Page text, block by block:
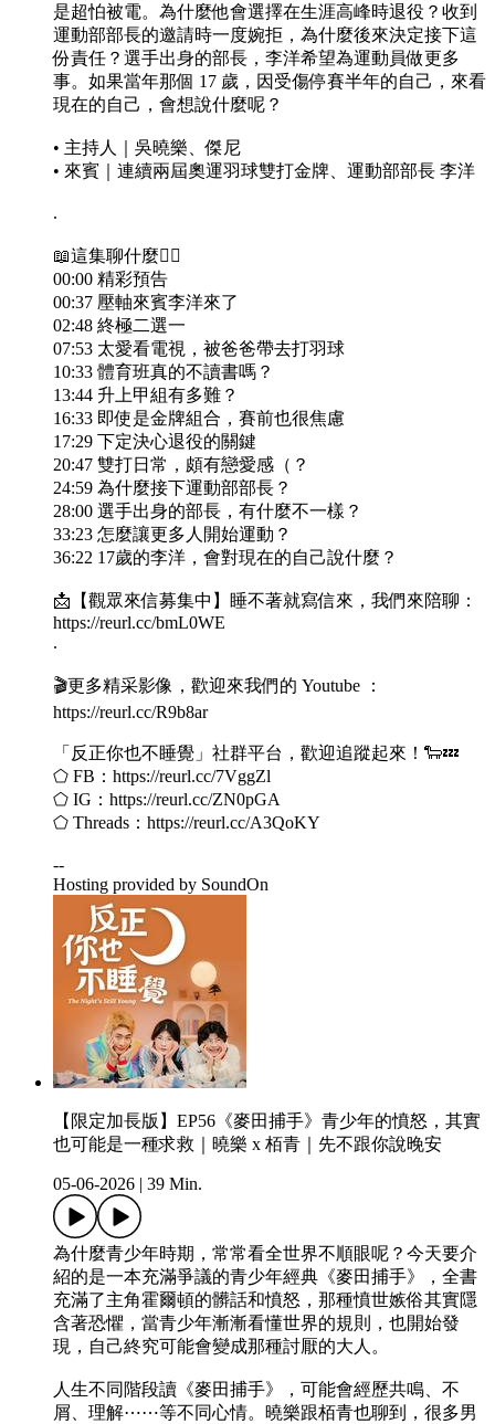
是超怕被電。為什麼他會選擇在生涯高峰時退役？收到
運動部部長的邀請時一度婉拒，為什麼後來決定接下這
份責任？選手出身的部長，李洋希望為運動員做更多
事。如果當年那個 17 歲，因受傷停賽半年的自己，來看
現在的自己，會想說什麼呢？
• 主持人｜吳曉樂、傑尼
• 來賓｜連續兩屆奧運羽球雙打金牌、運動部部長 李洋
.
📖這集聊什麼👇🏻
00:00 精彩預告
00:37 壓軸來賓李洋來了
02:48 終極二選一
07:53 太愛看電視，被爸爸帶去打羽球
10:33 體育班真的不讀書嗎？
13:44 升上甲組有多難？
16:33 即使是金牌組合，賽前也很焦慮
17:29 下定決心退役的關鍵
20:47 雙打日常，頗有戀愛感（？
24:59 為什麼接下運動部部長？
28:00 選手出身的部長，有什麼不一樣？
33:23 怎麼讓更多人開始運動？
36:22 17歲的李洋，會對現在的自己說什麼？
📩【觀眾來信募集中】睡不著就寫信來，我們來陪聊：
https://reurl.cc/bmL0WE
.
🎬更多精采影像，歡迎來我們的 Youtube ：
https://reurl.cc/R9b8ar
「反正你也不睡覺」社群平台，歡迎追蹤起來！🐑💤
⬠ FB：https://reurl.cc/7VggZl
⬠ IG：https://reurl.cc/ZN0pGA
⬠ Threads：https://reurl.cc/A3QoKY
--
Hosting provided by SoundOn
【限定加長版】EP56《麥田捕手》青少年的憤怒，其實
也可能是一種求救｜曉樂 x 栢青｜先不跟你說晚安
05-06-2026 39 Min.
為什麼青少年時期，常常看全世界不順眼呢？今天要介
紹的是一本充滿爭議的青少年經典《麥田捕手》，全書
充滿了主角霍爾頓的髒話和憤怒，那種憤世嫉俗其實隱
含著恐懼，當青少年漸漸看懂世界的規則，也開始發
現，自己終究可能會變成那種討厭的大人。
人生不同階段讀《麥田捕手》，可能會經歷共鳴、不
屑、理解⋯⋯等不同心情。曉樂跟栢青也聊到，很多男